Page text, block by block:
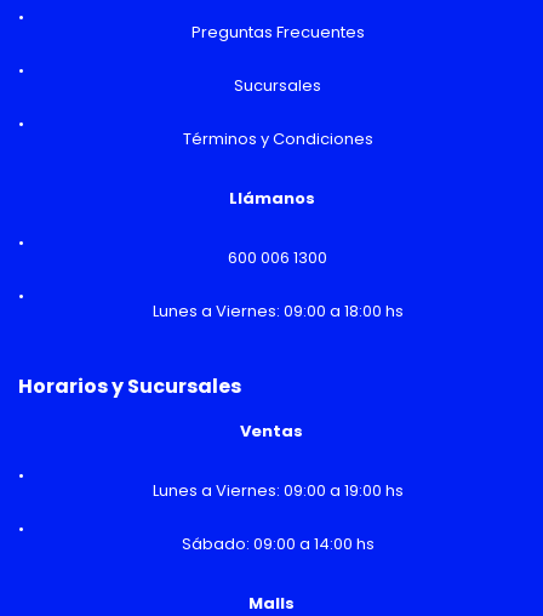
Preguntas Frecuentes
Sucursales
Términos y Condiciones
Llámanos
600 006 1300
Lunes a Viernes: 09:00 a 18:00 hs
Horarios y Sucursales
Ventas
Lunes a Viernes: 09:00 a 19:00 hs
Sábado: 09:00 a 14:00 hs
Malls